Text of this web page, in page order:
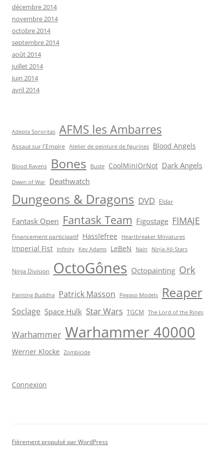
décembre 2014
novembre 2014
octobre 2014
septembre 2014
août 2014
juillet 2014
juin 2014
avril 2014
Adepta Sororitas AFMS les Ambarres
Assaut sur l'Empire Atelier de peinture de figurines Blood Angels
Blood Ravens Bones Buste CoolMiniOrNot Dark Angels
Dawn of War Deathwatch
Dungeons & Dragons DVD Eldar
Fantask Open Fantask Team Figostage FIMAJE
Financement participatif Hasslefree Heartbreaker Miniatures
Imperial Fist Infinity Kev Adams LeBeN Nain Ninja All-Stars
Ninja Division OctoGônes Octopainting Ork
Painting Buddha Patrick Masson Pegaso Models Reaper
Soclage Space Hulk Star Wars TGCM The Lord of the Rings
Warhammer Warhammer 40000
Werner Klocke Zombicide
Connexion
Fièrement propulsé par WordPress